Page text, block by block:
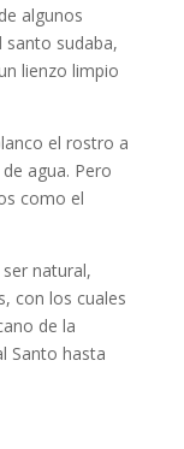
algunos
santo sudaba,
lienzo limpio
el rostro a
agua. Pero
como el
natural,
con los cuales
de la
Santo hasta